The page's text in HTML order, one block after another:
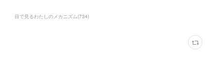
目で見るわたしのメカニズム(734)